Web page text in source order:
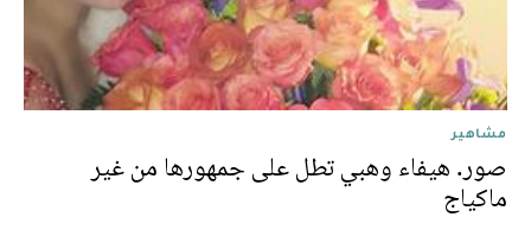
مشاهير
صور. هيفاء وهبي تطل على جمهورها من غير
ماكياج